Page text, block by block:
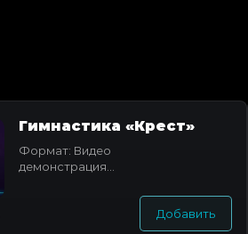
Гимнастика «Крест»
Формат: Видео
демонстрация
Добавить